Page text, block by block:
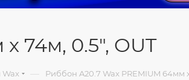
74м, 0.5", OUT
— Риббон A20.7 Wax PREMIUM 64мм